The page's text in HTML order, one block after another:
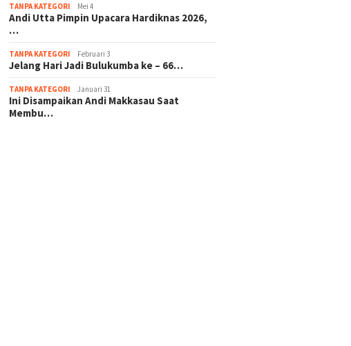
KSP Berkat Bulukumba Gelar
Zikir dan Doa Bersama
Sambut Tahun Baru
TANPA KATEGORI Mei 4
Andi Utta Pimpin Upacara Hardiknas 2026,
…
TANPA KATEGORI Februari 3
Jelang Hari Jadi Bulukumba ke – 66…
TANPA KATEGORI Januari 31
Ini Disampaikan Andi Makkasau Saat
Membu…